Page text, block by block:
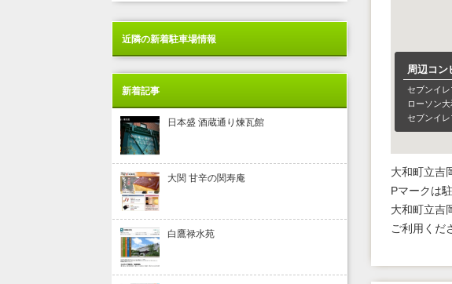
周辺コン
セブンイ
ローソン
セブンイ
ファミリ
大和町立吉
Pマークは
大和町立吉
ご利用くだ
近隣の新着駐車場情報
新着記事
日本盛 酒蔵通り煉瓦館
大関 甘辛の関寿庵
白鷹禄水苑